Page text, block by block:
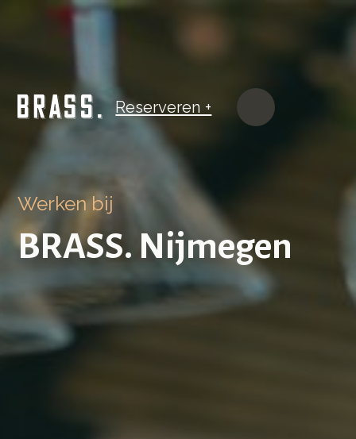
Reserveren +
Werken bij
BRASS. Nijmegen